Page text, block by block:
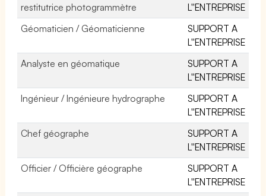
restitutrice photogrammètre
L''ENTREPRISE
Géomaticien / Géomaticienne
SUPPORT A
L''ENTREPRISE
Analyste en géomatique
SUPPORT A
L''ENTREPRISE
Ingénieur / Ingénieure hydrographe
SUPPORT A
L''ENTREPRISE
Chef géographe
SUPPORT A
L''ENTREPRISE
Officier / Officière géographe
SUPPORT A
L''ENTREPRISE